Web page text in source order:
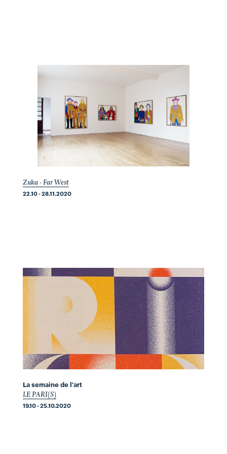
Zuka - Far West
22.10 - 28.11.2020
La semaine de l'art
LE PARI(S)
19.10 - 25.10.2020